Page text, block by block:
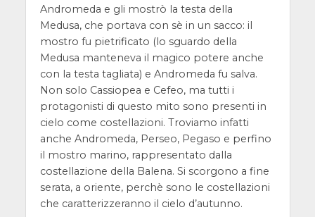
Andromeda e gli mostrò la testa della
Medusa, che portava con sè in un sacco: il
mostro fu pietrificato (lo sguardo della
Medusa manteneva il magico potere anche
con la testa tagliata) e Andromeda fu salva.
Non solo Cassiopea e Cefeo, ma tutti i
protagonisti di questo mito sono presenti in
cielo come costellazioni. Troviamo infatti
anche Andromeda, Perseo, Pegaso e perfino
il mostro marino, rappresentato dalla
costellazione della Balena. Si scorgono a fine
serata, a oriente, perchè sono le costellazioni
che caratterizzeranno il cielo d’autunno.